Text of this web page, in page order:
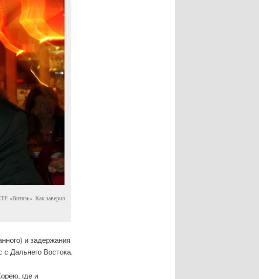
«Витязь». Как заверил
и задержания
с Дальнего Востока.
где и